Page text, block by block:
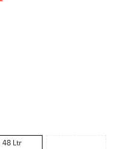
48 Ltr